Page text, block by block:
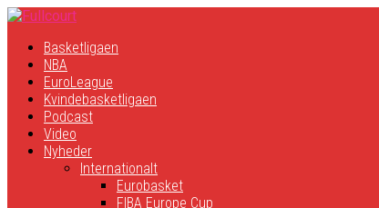
Basketligaen
NBA
EuroLeague
Kvindebasketligaen
Podcast
Video
Nyheder
Internationalt
Eurobasket
FIBA Europe Cup